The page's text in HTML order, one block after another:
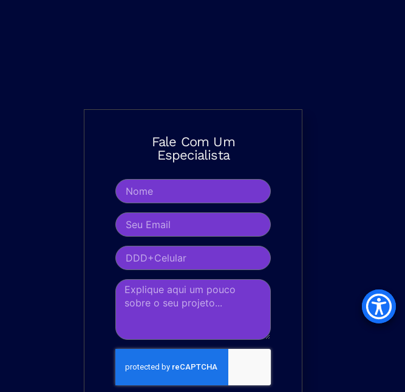
Fale Com Um
Especialista